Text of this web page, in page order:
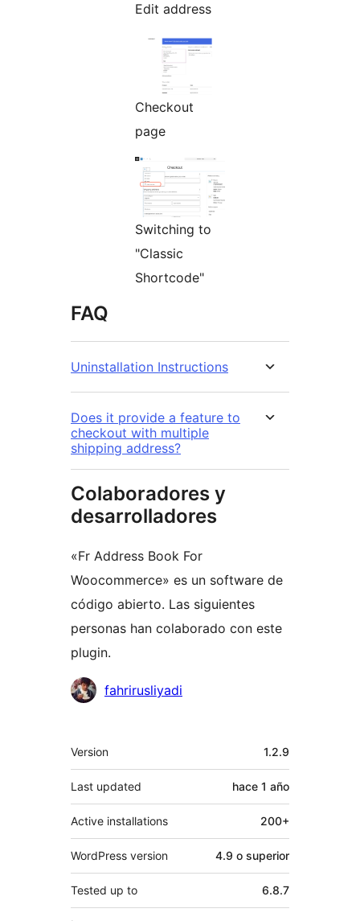
Edit address
Checkout
page
Switching to
"Classic
Shortcode"
FAQ
Uninstallation Instructions
Does it provide a feature to
checkout with multiple
shipping address?
Colaboradores y
desarrolladores
«Fr Address Book For
Woocommerce» es un software de
código abierto. Las siguientes
personas han colaborado con este
plugin.
Colaboradores
fahrirusliyadi
Meta
Version 1.2.9
Last updated hace 1 año
Active installations 200+
WordPress version 4.9 o superior
Tested up to 6.8.7